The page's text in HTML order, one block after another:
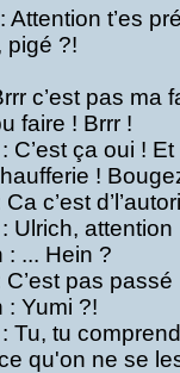
Attention t’es
pigé ?!
c’est pas ma
faire ! Brrr !
C’est ça oui !
!
c’est
Ulrich, attention
: ... Hein ?
C’est pas passé
: Yumi ?!
Tu, tu
qu'on ne se